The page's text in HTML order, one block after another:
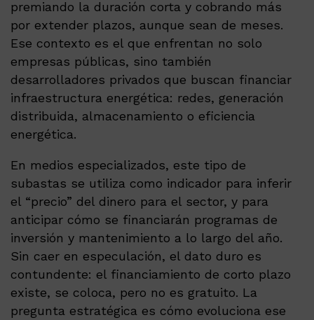
premiando la duración corta y cobrando más
por extender plazos, aunque sean de meses.
Ese contexto es el que enfrentan no solo
empresas públicas, sino también
desarrolladores privados que buscan financiar
infraestructura energética: redes, generación
distribuida, almacenamiento o eficiencia
energética.
En medios especializados, este tipo de
subastas se utiliza como indicador para inferir
el “precio” del dinero para el sector, y para
anticipar cómo se financiarán programas de
inversión y mantenimiento a lo largo del año.
Sin caer en especulación, el dato duro es
contundente: el financiamiento de corto plazo
existe, se coloca, pero no es gratuito. La
pregunta estratégica es cómo evoluciona ese